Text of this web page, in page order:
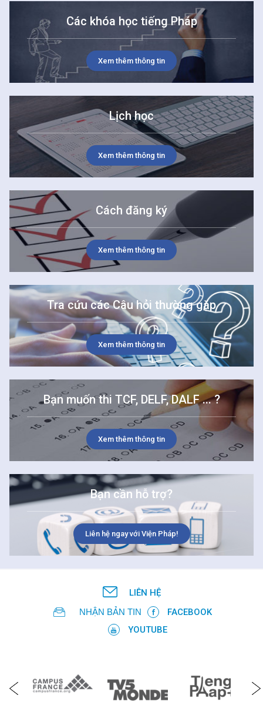
Các khóa học tiếng Pháp
Xem thêm thông tin
Lịch học
Xem thêm thông tin
Cách đăng ký
Xem thêm thông tin
Tra cứu các Câu hỏi thường gặp
Xem thêm thông tin
Bạn muốn thi TCF, DELF, DALF ... ?
Xem thêm thông tin
Bạn cần hỗ trợ?
Liên hệ ngay với Viện Pháp!
LIÊN HỆ
NHẬN BẢN TIN
FACEBOOK
YOUTUBE